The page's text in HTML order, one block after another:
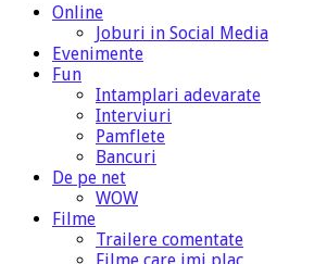
Online
Joburi in Social Media
Evenimente
Fun
Intamplari adevarate
Interviuri
Pamflete
Bancuri
De pe net
WOW
Filme
Trailere comentate